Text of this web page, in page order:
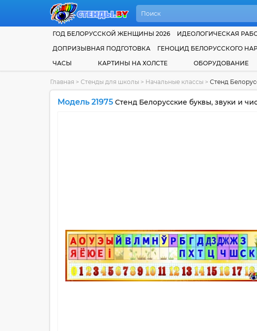
ГОД БЕЛОРУССКОЙ ЖЕНЩИНЫ 2026 ИДЕОЛОГИЧЕСКАЯ
ДОПРИЗЫВНАЯ ПОДГОТОВКА
ГЕНОЦИД БЕЛОРУССКОГО
ЧАСЫ
КАРТИНЫ НА ХОЛСТЕ ОБОРУДОВАНИЕ
Главная > Стенды для школы > Начальные классы > Стенд
Модель 21975 Стенд Белорусские буквы, звуки и